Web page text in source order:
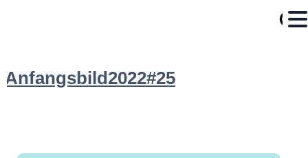
Anfangsbild2022#25